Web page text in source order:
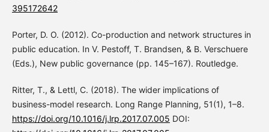
395172642
Porter, D. O. (2012). Co-production and network structures in
public education. In V. Pestoff, T. Brandsen, & B. Verschuere
(Eds.), New public governance (pp. 145–167). Routledge.
Ritter, T., & Lettl, C. (2018). The wider implications of
business-model research. Long Range Planning, 51(1), 1–8.
https://doi.org/10.1016/j.lrp.2017.07.005 DOI: